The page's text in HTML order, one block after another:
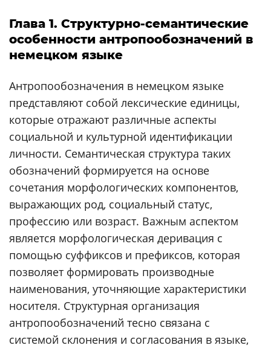
Глава 1. Структурно-семантические
особенности антропообозначений в
немецком языке
Антропообозначения в немецком языке
представляют собой лексические единицы,
которые отражают различные аспекты
социальной и культурной идентификации
личности. Семантическая структура таких
обозначений формируется на основе
сочетания морфологических компонентов,
выражающих род, социальный статус,
профессию или возраст. Важным аспектом
является морфологическая деривация с
помощью суффиксов и префиксов, которая
позволяет формировать производные
наименования, уточняющие характеристики
носителя. Структурная организация
антропообозначений тесно связана с
системой склонения и согласования в языке,